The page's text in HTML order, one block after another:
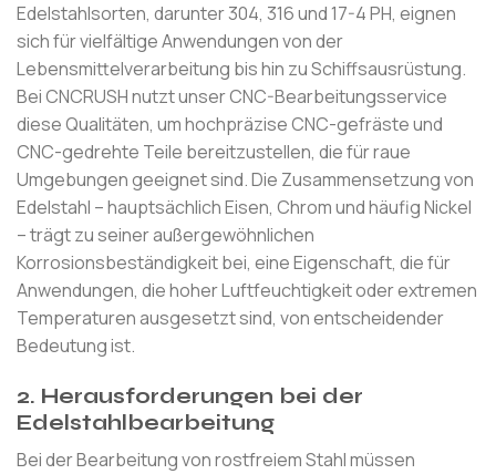
Edelstahlsorten, darunter 304, 316 und 17-4 PH, eignen
sich für vielfältige Anwendungen von der
Lebensmittelverarbeitung bis hin zu Schiffsausrüstung.
Bei CNCRUSH nutzt unser CNC-Bearbeitungsservice
diese Qualitäten, um hochpräzise CNC-gefräste und
CNC-gedrehte Teile bereitzustellen, die für raue
Umgebungen geeignet sind. Die Zusammensetzung von
Edelstahl – hauptsächlich Eisen, Chrom und häufig Nickel
– trägt zu seiner außergewöhnlichen
Korrosionsbeständigkeit bei, eine Eigenschaft, die für
Anwendungen, die hoher Luftfeuchtigkeit oder extremen
Temperaturen ausgesetzt sind, von entscheidender
Bedeutung ist.
2. Herausforderungen bei der
Edelstahlbearbeitung
Bei der Bearbeitung von rostfreiem Stahl müssen